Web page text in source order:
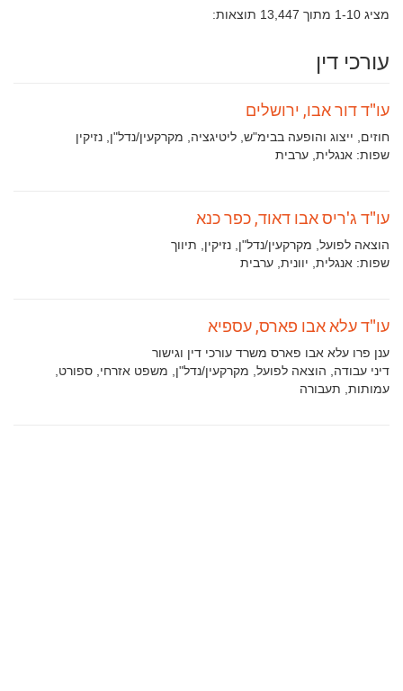
מציג 1-10 מתוך 13,447 תוצאות:
עורכי דין
עו"ד דור אבו, ירושלים
תחומי
עיסוק:
חוזים, ייצוג והופעה בבימ"ש, ליטיגציה, מקרקעין/נדל"ן, נזיקין
שפות: אנגלית, ערבית
עו"ד ג'ריס אבו דאוד, כפר כנא
תחומי
עיסוק:
הוצאה לפועל, מקרקעין/נדל"ן, נזיקין, תיווך
שפות: אנגלית, יוונית, ערבית
עו"ד עלא אבו פארס, עספיא
ענן פרו עלא אבו פארס משרד עורכי דין וגישור
תחומי
עיסוק:
דיני עבודה, הוצאה לפועל, מקרקעין/נדל"ן, משפט אזרחי, ספורט,
עמותות, תעבורה